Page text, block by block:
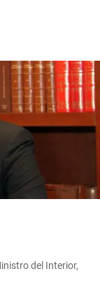
del Interior,